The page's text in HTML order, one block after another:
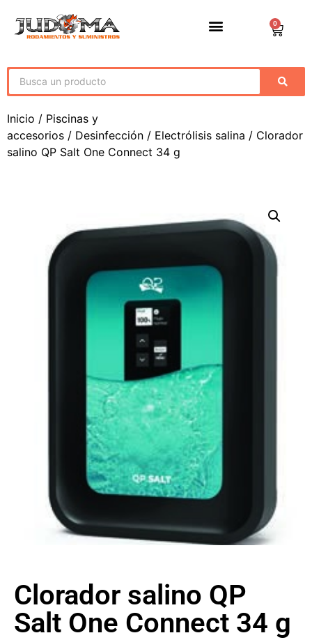
0
Inicio / Piscinas y
accesorios / Desinfección / Electrólisis salina / Clorador
salino QP Salt One Connect 34 g
Clorador salino QP
Salt One Connect 34 g